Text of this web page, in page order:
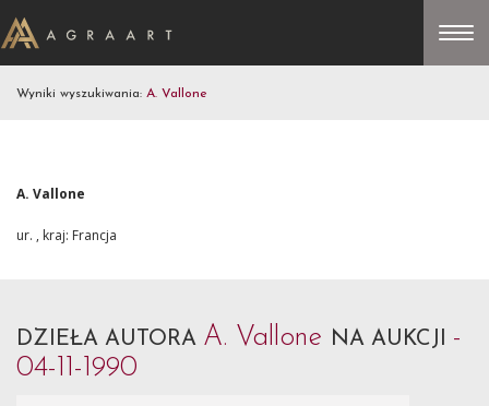
Wyniki wyszukiwania: A. Vallone
A. Vallone
ur. , kraj: Francja
DZIEŁA AUTORA A. Vallone NA AUKCJI -
04-11-1990